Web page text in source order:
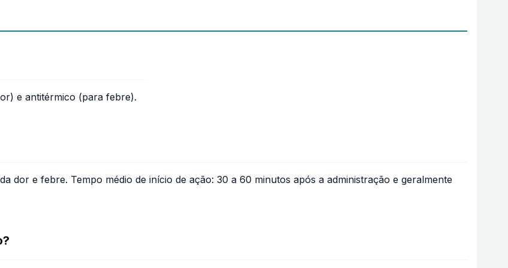
e antitérmico (para febre).
dor e febre. Tempo médio de início de ação: 30 a 60 minutos após a administração e geralmente